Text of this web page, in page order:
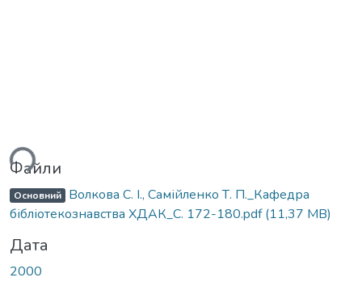
Файли
Основний Волкова С. І., Самійленко Т. П._Кафедра
бібліотекознавства ХДАК_С. 172-180.pdf(11,37 MB)
Дата
2000